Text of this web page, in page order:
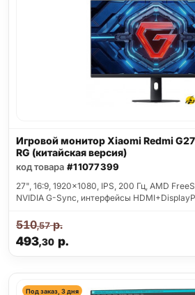
Игровой монитор Xiaomi Redmi
RG (китайская версия)
код товара #11077399
27", 16:9, 1920x1080, IPS, 200 Гц, AMD
NVIDIA G-Sync, интерфейсы
493,30р.
510,57р.
Под заказ, 3 дня